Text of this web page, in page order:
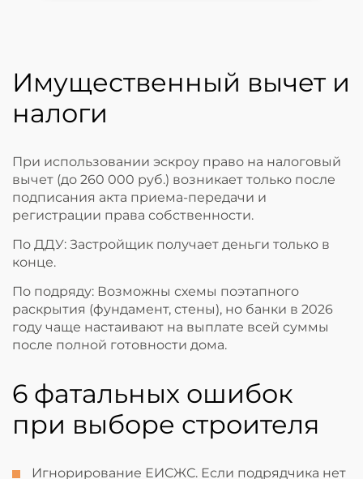
Имущественный вычет и
налоги
При использовании эскроу право на налоговый
вычет (до 260 000 руб.) возникает только после
подписания акта приема-передачи и
регистрации права собственности.
По ДДУ: Застройщик получает деньги только в
конце.
По подряду: Возможны схемы поэтапного
раскрытия (фундамент, стены), но банки в 2026
году чаще настаивают на выплате всей суммы
после полной готовности дома.
6 фатальных ошибок
при выборе строителя
Игнорирование ЕИСЖС. Если подрядчика нет